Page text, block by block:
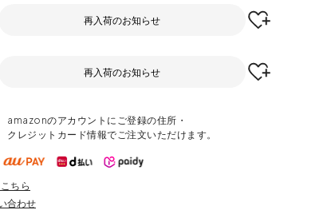
再入荷のお知らせ
再入荷のお知らせ
amazonのアカウントにご登録の住所・
クレジットカード情報でご注文いただけます。
ちら
合わせ